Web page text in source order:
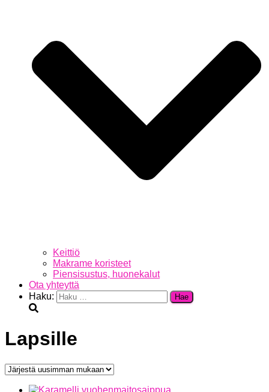
Keittiö
Makrame koristeet
Piensisustus, huonekalut
Ota yhteyttä
Haku:
Lapsille